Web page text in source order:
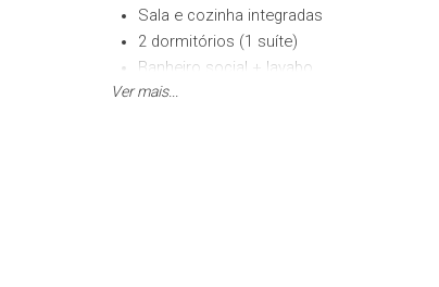
Sala e cozinha integradas
2 dormitórios (1 suíte)
Banheiro social + lavabo
Sacada
Ver mais...